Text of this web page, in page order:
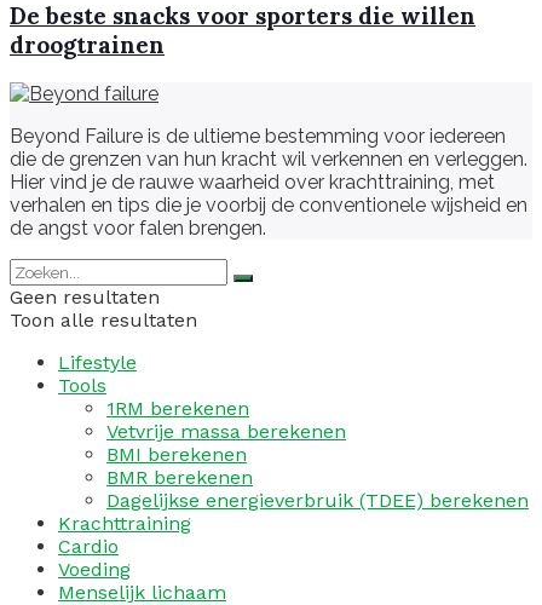
De beste snacks voor sporters die willen
droogtrainen
Beyond Failure is de ultieme bestemming voor iedereen
die de grenzen van hun kracht wil verkennen en verleggen.
Hier vind je de rauwe waarheid over krachttraining, met
verhalen en tips die je voorbij de conventionele wijsheid en
de angst voor falen brengen.
Geen resultaten
Toon alle resultaten
Lifestyle
Tools
1RM berekenen
Vetvrije massa berekenen
BMI berekenen
BMR berekenen
Dagelijkse energieverbruik (TDEE) berekenen
Krachttraining
Cardio
Voeding
Menselijk lichaam